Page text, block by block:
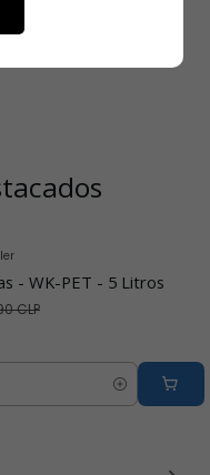
- WK-PET - 5 Litros
CLP